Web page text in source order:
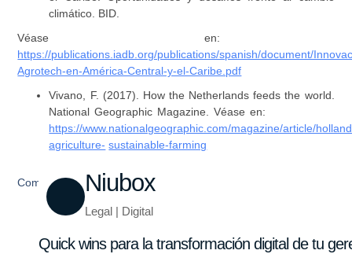
climático. BID.
Véase en:
https://publications.iadb.org/publications/spanish/document/
Agrotech-en-América-Central-y-el-Caribe.pdf
Vivano, F. (2017). How the Netherlands feeds the world.
National Geographic Magazine. Véase en:
https://www.nationalgeographic.com/magazine/article/
agriculture- sustainable-farming
Compartir Niubox
Legal | Digital
Quick wins para la transformación digital de tu